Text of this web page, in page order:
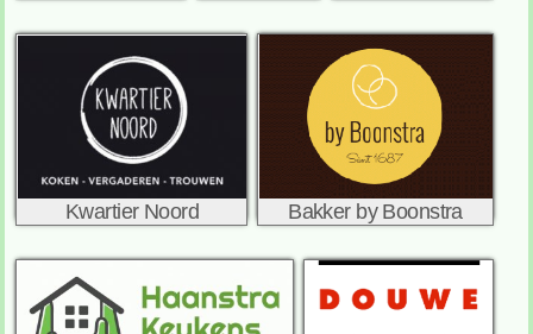
Kwartier Noord Bakker by Boonstra